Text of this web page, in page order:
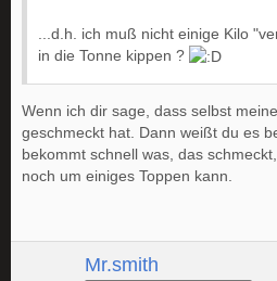
...d.h. ich muß nicht einige Kilo
in die Tonne kippen ?
Wenn ich dir sage, dass selbst
geschmeckt hat. Dann weißt du es
bekommt schnell was, das
noch um einiges Toppen kann.
Mr.smith